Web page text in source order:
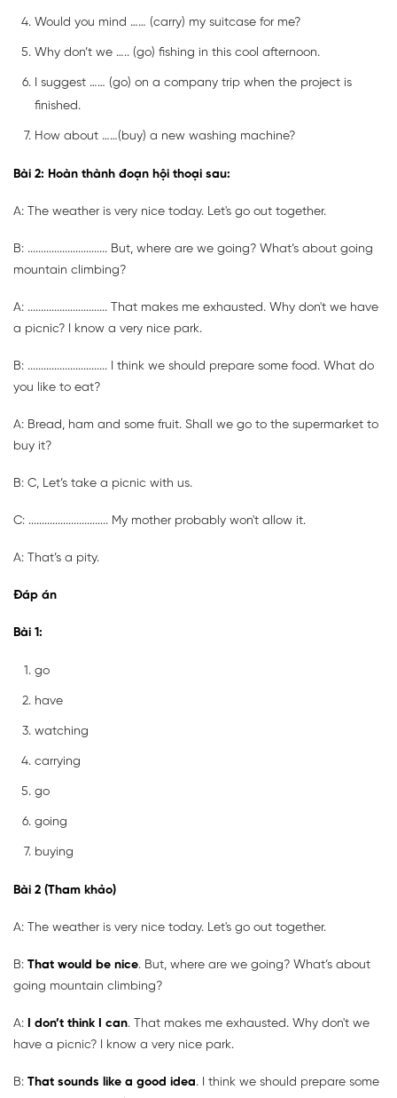
Would you mind …… (carry) my suitcase for me?
Why don’t we ….. (go) fishing in this cool afternoon.
I suggest …… (go) on a company trip when the project is
finished.
How about ……(buy) a new washing machine?
Bài 2: Hoàn thành đoạn hội thoại sau:
A: The weather is very nice today. Let's go out together.
B: .............................. But, where are we going? What’s about going
mountain climbing?
A: .............................. That makes me exhausted. Why don't we have
a picnic? I know a very nice park.
B: .............................. I think we should prepare some food. What do
you like to eat?
A: Bread, ham and some fruit. Shall we go to the supermarket to
buy it?
B: C, Let’s take a picnic with us.
C: .............................. My mother probably won't allow it.
A: That’s a pity.
Đáp án
Bài 1:
go
have
watching
carrying
go
going
buying
Bài 2 (Tham khảo)
A: The weather is very nice today. Let's go out together.
B: That would be nice. But, where are we going? What’s about
going mountain climbing?
A: I don’t think I can. That makes me exhausted. Why don't we
have a picnic? I know a very nice park.
B: That sounds like a good idea. I think we should prepare some